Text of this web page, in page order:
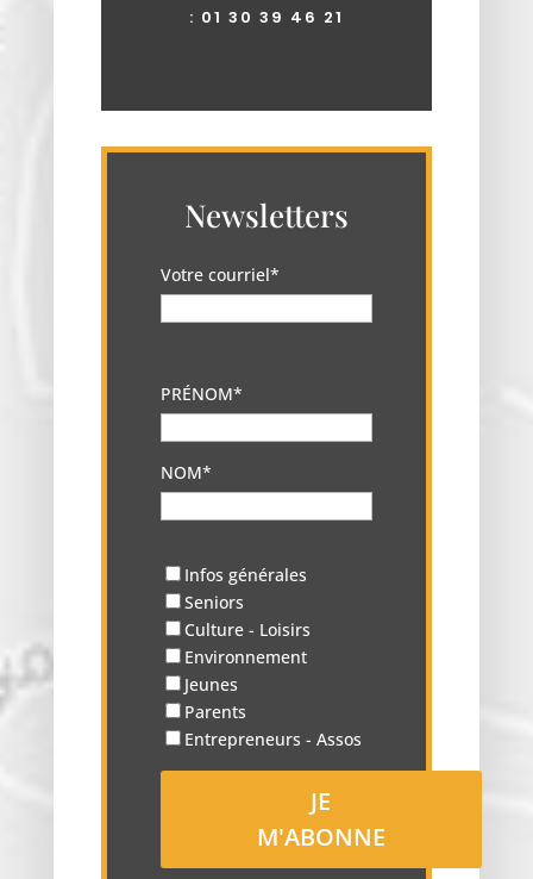
: 01 30 39 46 21
Newsletters
Votre courriel*
PRÉNOM*
NOM*
Infos générales
Seniors
Culture - Loisirs
Environnement
Jeunes
Parents
Entrepreneurs - Assos